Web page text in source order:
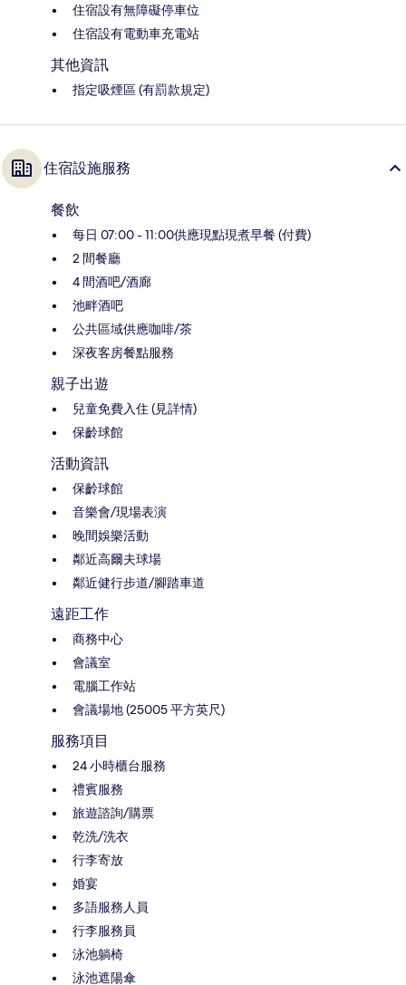
住宿設有無障礙停車位
住宿設有電動車充電站
其他資訊
指定吸煙區 (有罰款規定)
住宿設施服務
餐飲
每日 07:00 - 11:00供應現點現煮早餐 (付費)
2 間餐廳
4 間酒吧/酒廊
池畔酒吧
公共區域供應咖啡/茶
深夜客房餐點服務
親子出遊
兒童免費入住 (見詳情)
保齡球館
活動資訊
保齡球館
音樂會/現場表演
晚間娛樂活動
鄰近高爾夫球場
鄰近健行步道/腳踏車道
遠距工作
商務中心
會議室
電腦工作站
會議場地 (25005 平方英尺)
服務項目
24 小時櫃台服務
禮賓服務
旅遊諮詢/購票
乾洗/洗衣
行李寄放
婚宴
多語服務人員
行李服務員
泳池躺椅
泳池遮陽傘